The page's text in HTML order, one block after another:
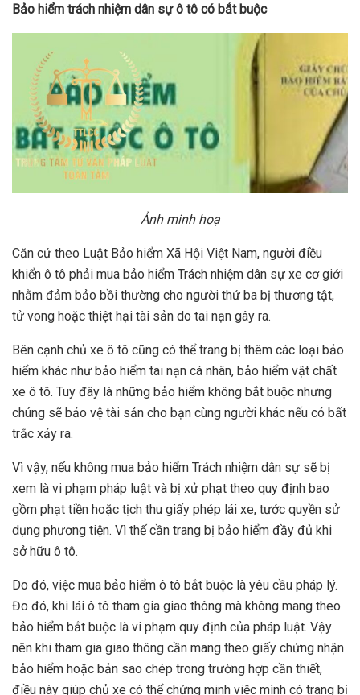
Bảo hiểm trách nhiệm dân sự ô tô có bắt buộc
Ảnh minh hoạ
Căn cứ theo Luật Bảo hiểm Xã Hội Việt Nam, người điều
khiển ô tô phải mua bảo hiểm Trách nhiệm dân sự xe cơ giới
nhằm đảm bảo bồi thường cho người thứ ba bị thương tật,
tử vong hoặc thiệt hại tài sản do tai nạn gây ra.
Bên cạnh chủ xe ô tô cũng có thể trang bị thêm các loại bảo
hiểm khác như bảo hiểm tai nạn cá nhân, bảo hiểm vật chất
xe ô tô. Tuy đây là những bảo hiểm không bắt buộc nhưng
chúng sẽ bảo vệ tài sản cho bạn cùng người khác nếu có bất
trắc xảy ra.
Vì vậy, nếu không mua bảo hiểm Trách nhiệm dân sự sẽ bị
xem là vi phạm pháp luật và bị xử phạt theo quy định bao
gồm phạt tiền hoặc tịch thu giấy phép lái xe, tước quyền sử
dụng phương tiện. Vì thế cần trang bị bảo hiểm đầy đủ khi
sở hữu ô tô.
Do đó, việc mua bảo hiểm ô tô bắt buộc là yêu cầu pháp lý.
Đo đó, khi lái ô tô tham gia giao thông mà không mang theo
bảo hiểm bắt buộc là vi phạm quy định của pháp luật. Vậy
nên khi tham gia giao thông cần mang theo giấy chứng nhận
bảo hiểm hoặc bản sao chép trong trường hợp cần thiết,
điều này giúp chủ xe có thể chứng minh việc mình có trang bị